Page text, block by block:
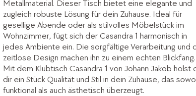
Metallmaterial. Dieser Tisch bietet eine elegante und
zugleich robuste Lösung für dein Zuhause. Ideal für
gesellige Abende oder als stilvolles Möbelstück im
Wohnzimmer, fügt sich der Casandra 1 harmonisch in
jedes Ambiente ein. Die sorgfältige Verarbeitung und
zeitlose Design machen ihn zu einem echten Blickfang.
Mit dem Klubtisch Casandra 1 von Johann Jakob holst
dir ein Stück Qualität und Stil in dein Zuhause, das
funktional als auch ästhetisch überzeugt.